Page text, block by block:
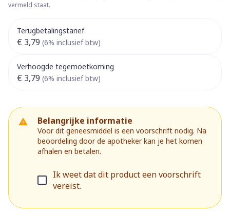
vermeld staat.
Terugbetalingstarief
€ 3,79 (6% inclusief btw)
Verhoogde tegemoetkoming
€ 3,79 (6% inclusief btw)
Belangrijke informatie
Voor dit geneesmiddel is een voorschrift nodig. Na
beoordeling door de apotheker kan je het komen
afhalen en betalen.
Ik weet dat dit product een voorschrift
vereist.